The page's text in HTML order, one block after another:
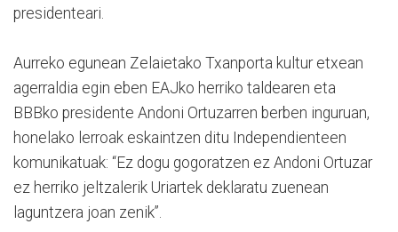
presidenteari.
Aurreko egunean Zelaietako Txanporta kultur etxean
agerraldia egin eben EAJko herriko taldearen eta
BBBko presidente Andoni Ortuzarren berben inguruan,
honelako lerroak eskaintzen ditu Independienteen
komunikatuak: “Ez dogu gogoratzen ez Andoni Ortuzar
ez herriko jeltzalerik Uriartek deklaratu zuenean
laguntzera joan zenik”.